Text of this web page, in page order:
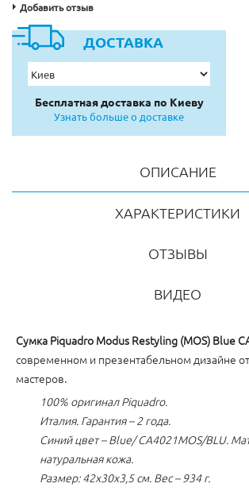
Добавить отзыв
ДОСТАВКА
Бесплатная доставка по Киеву
Узнать больше о доставке
ОПИСАНИЕ
ХАРАКТЕРИСТИКИ
ОТЗЫВЫ
ВИДЕО
Сумка Piquadro Modus Restyling (MOS) Blue
современном и презентабельном дизайне
мастеров.
100% оригинал Piquadro.
Италия. Гарантия – 2 года.
Синий цвет – Blue/ CA4021MOS/BLU.
натуральная кожа.
Размер: 42x30x3,5 см. Вес – 934 г.